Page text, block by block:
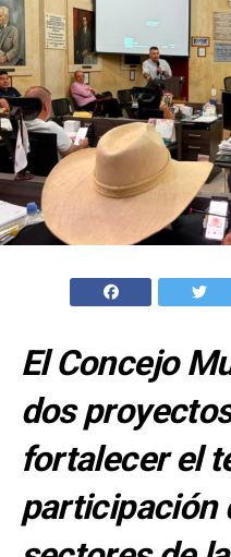
El Concejo
dos
fortalecer el
participación